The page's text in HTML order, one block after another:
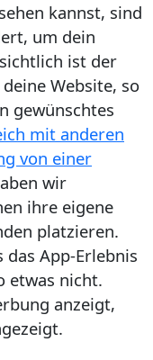
kannst, sind
um dein
ist der
Website, so
gewünschtes
mit anderen
von einer
wir
ihre eigene
platzieren.
App-Erlebnis
etwas nicht.
anzeigt,